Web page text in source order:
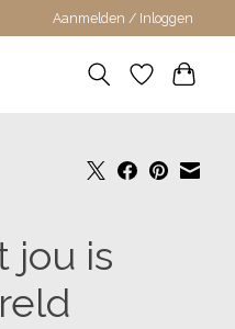
Aanmelden / Inloggen
jou is